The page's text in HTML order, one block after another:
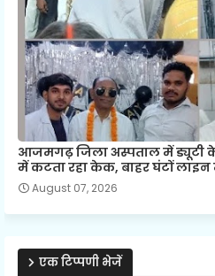
आजमगढ़ जिला अस्पताल में ड्यूटी के
में कटता रहा केक, बाहर घंटों
August 07, 2026
एक टिप्पणी भेजें